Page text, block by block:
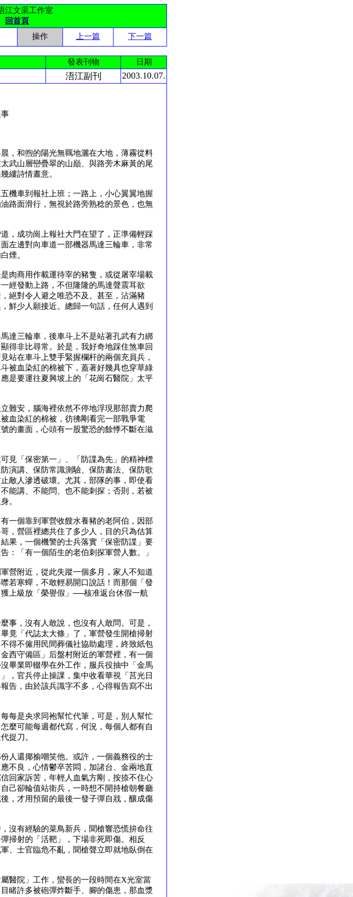
江文采工作室
回首頁
操作 上一篇 下一篇
發表刊物 日期
浯江副刊 2003.10.07.
和煦的陽光無羈地灑在大地，薄霧從料
武山層巒疊翠的山巔、與路旁木麻黃的尾
縷詩情晝意。
車到報社上班；一路上，小心翼翼地握
路面滑行，無視於路旁熟稔的景色，也無
成功崗上報社大門在望了，正準備輕踩
左邊對向車道一部機器馬達三輪車，非常
煙。
商用作載運待宰的豬隻，或從屠宰場載
經發動上路，不但隆隆的馬達聲震耳欲
絕對令人避之唯恐不及。甚至，沾滿豬
鮮少人願接近。總歸一句話，任何人遇到
。
三輪車，後車斗上不是站著孔武有力綁
得非比尋常。於是，我好奇地踩住煞車回
站在車斗上雙手緊握欄杆的兩個充員兵，
被血染紅的棉被下，蓋著好幾具也穿草綠
是要運往夏興坡上的「花崗石醫院」太平
安，腦海裡依然不停地浮現那部賣力爬
血染紅的棉被，彷彿剛看完一部戰爭電
的畫面，心頭有一股驚恐的餘悸不斷在滋
「保密第一」、「防諜為先」的精神標
演講、保防常識測驗、保防書法、保防歌
敵人滲透破壞。尤其，部隊的事，即使看
能講、不能問、也不能刺探；否則，若被
。
個靠到軍營收餿水養豬的老阿伯，因部
，營區裡總共住了多少人，目的只為估算
果，一個機警的士兵落實「保密防諜」要
：「有一個陌生的老伯刺探軍營人數。」
附近，從此失蹤一個多月，家人不知道
若寒蟬，不敢輕易開口說話！而那個「發
上級放「榮譽假」──核准返台休假一航
，沒有人敢說，也沒有人敢問。可是，
竟「代誌太大條」了，軍營發生開槍掃射
得不僱用民間葬儀社協助處理，終致紙包
西守備區」后盤村附近的軍營裡，有一個
畢業即輟學在外工作，服兵役抽中「金馬
，官兵停止操課，集中收看華視「莒光日
告，由於該兵識字不多，心得報告寫不出
是央求同袍幫忙代筆，可是，別人幫忙
麼可能每週都代寫，何況，每個人都有自
捉刀。
還揶揄嘲笑他。或許，一個義務役的士
不良，心情鬱卒苦悶，加諸台、金兩地直
回家訴苦，年輕人血氣方剛，按捺不住心
己卻輪值站衛兵，一時想不開持槍朝餐廳
，才用預留的最後一發子彈自戕，釀成傷
有經驗的菜鳥新兵，聞槍響恐慌拚命往
掃射的「活靶」，下場非死即傷。相反
、士官臨危不亂，聞槍聲立即就地臥倒在
。
院」工作，蠻長的一段時間在X光室當
睹許多被砲彈炸斷手、腳的傷患，那血漿